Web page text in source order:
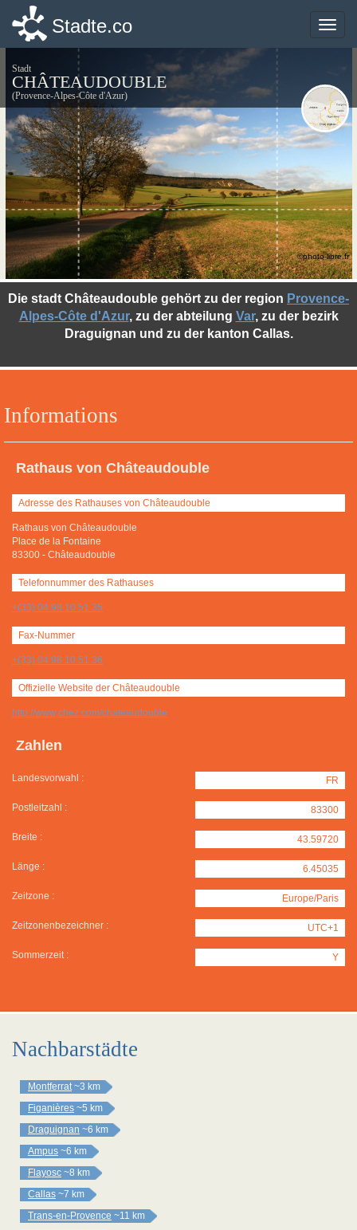
Toggle
Stadte.co
Stadt
CHÂTEAUDOUBLE
(Provence-Alpes-Côte d'Azur)
Informations
Rathaus von Châteaudouble
Adresse des Rathauses von Châteaudouble
Rathaus von Châteaudouble
Place de la Fontaine
83300 - Châteaudouble
Telefonnummer des Rathauses
+(33) 04 98 10 51 35
Fax-Nummer
+(33) 04 98 10 51 36
Offizielle Website der Châteaudouble
http://www.chez.com/chateaudouble
Zahlen
Landesvorwahl : FR
Postleitzahl : 83300
Breite : 43.59720
Länge : 6.45035
Zeitzone : Europe/Paris
Zeitzonenbezeichner : UTC+1
Sommerzeit : Y
Die stadt Châteaudouble gehört zu der region Provence-
Alpes-Côte d'Azur, zu der abteilung Var, zu der bezirk
Draguignan und zu der kanton Callas.
©photo-libre.fr
Nachbarstädte
Montferrat ~3 km
Figanières ~5 km
Draguignan ~6 km
Ampus ~6 km
Flayosc ~8 km
Callas ~7 km
Trans-en-Provence ~11 km
Toggle
Stadte.co